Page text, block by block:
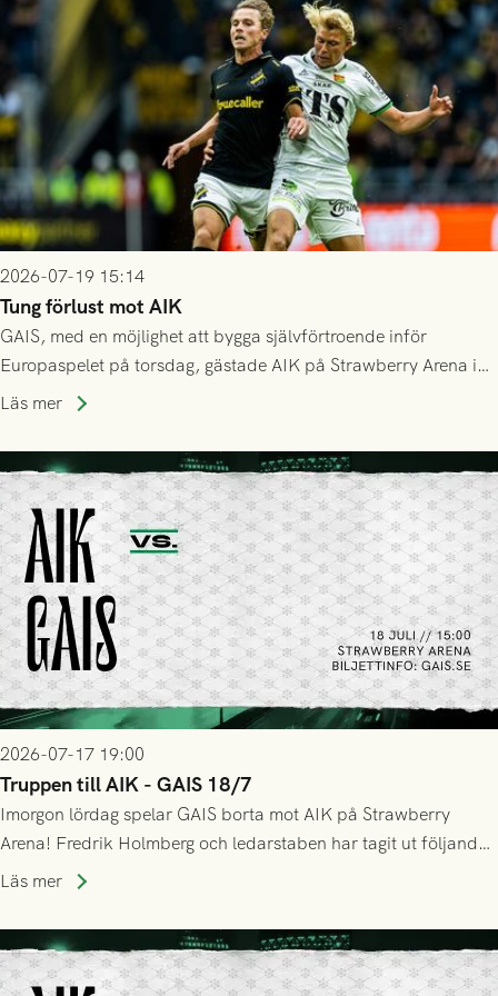
Mostar från Bosnien och Hercegovina.
2026-07-19 15:14
Tung förlust mot AIK
GAIS, med en möjlighet att bygga självförtroende inför
Europaspelet på torsdag, gästade AIK på Strawberry Arena i
Stockholm . Men trots konstant hotande i första halvlek av
lyckades få in 2-0.
Läs mer
2026-07-17 19:00
Truppen till AIK - GAIS 18/7
Imorgon lördag spelar GAIS borta mot AIK på Strawberry
Arena! Fredrik Holmberg och ledarstaben har tagit ut följande
trupp till matchen:
Läs mer